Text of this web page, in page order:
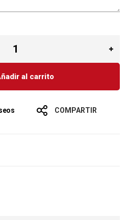
al carrito
COMPARTIR